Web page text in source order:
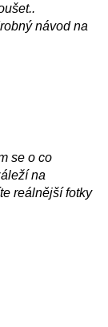
návod na
se o co
na
reálnější fotky